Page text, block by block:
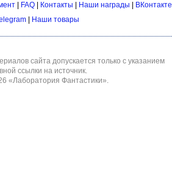
| FAQ| Контакты Наши награды
ВКонтакте
Наши товары
сайта допускается только с указанием
ссылки на источник.
«Лаборатория Фантастики».